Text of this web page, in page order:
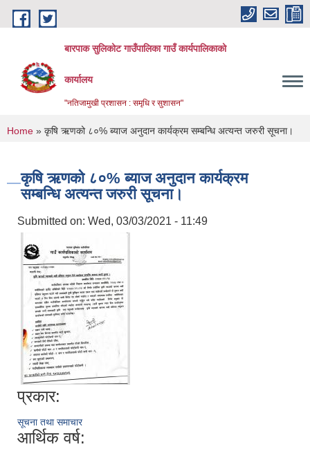
Skip to main content
बारपाक सुलिकोट गाउँपालिका गाउँ कार्यपालिकाको
कार्यालय
"नतिजामुखी प्रशासन : समृधि र सुशासन"
You are here
Home » कृषि ऋणको ८०% ब्याज अनुदान कार्यक्रम सम्बन्धि अत्यन्त जरुरी सूचना।
कृषि ऋणको ८०% ब्याज अनुदान कार्यक्रम
सम्बन्धि अत्यन्त जरुरी सूचना।
Submitted on: Wed, 03/03/2021 - 11:49
प्रकार:
सूचना तथा समाचार
आर्थिक वर्ष: